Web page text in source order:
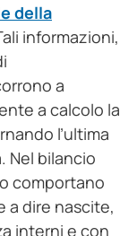
della
informazioni,
a
a calcolo la
l’ultima
Nel bilancio
comportano
a dire nascite,
interni e con